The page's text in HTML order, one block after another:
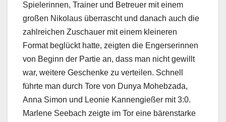
Spielerinnen, Trainer und Betreuer mit einem
großen Nikolaus überrascht und danach auch die
zahlreichen Zuschauer mit einem kleineren
Format beglückt hatte, zeigten die Engerserinnen
von Beginn der Partie an, dass man nicht gewillt
war, weitere Geschenke zu verteilen. Schnell
führte man durch Tore von Dunya Mohebzada,
Anna Simon und Leonie Kannengießer mit 3:0.
Marlene Seebach zeigte im Tor eine bärenstarke